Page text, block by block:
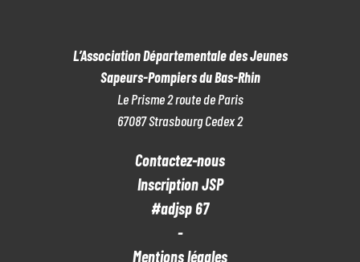
L’Association Départementale des Jeunes
Sapeurs-Pompiers du Bas-Rhin
Le Prisme 2 route de Paris
67087 Strasbourg Cedex 2
Contactez-nous
Inscription JSP
#adjsp 67
-
Mentions légales